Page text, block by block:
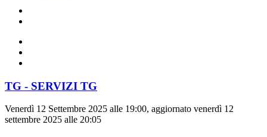
TG - SERVIZI TG
Venerdì 12 Settembre 2025 alle 19:00, aggiornato venerdì 12
settembre 2025 alle 20:05